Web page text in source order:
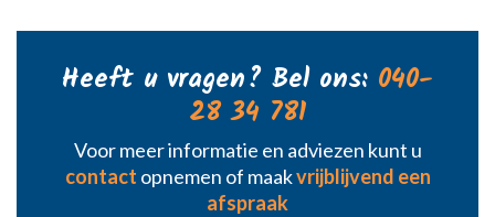
Heeft u vragen? Bel ons: 040-
28 34 781
Voor meer informatie en adviezen kunt u
contact opnemen of maakvrijblijvend een
afspraak